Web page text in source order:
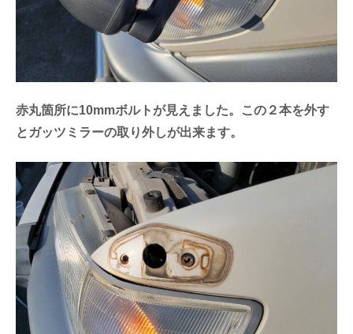
赤丸箇所に10mmボルトが見えました。この２本を外す
とガッツミラーの取り外しが出来ます。